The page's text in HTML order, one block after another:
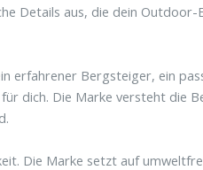
Details aus, die dein Outdoor-
erfahrener Bergsteiger, ein
dich. Die Marke versteht die
Die Marke setzt auf